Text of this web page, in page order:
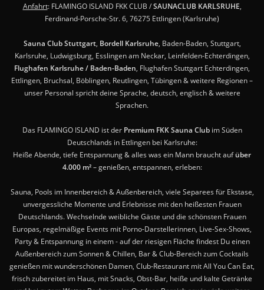
Anfahrt: FLAMINGO ISLAND FKK CLUB /SAUNACLUB KARLSRUHE,
Ferdinand-Porsche-Str. 6, 76275 Ettlingen (Karlsruhe)
Sauna Club Stuttgart, Bordell Karlsruhe, Baden-Baden, Stuttgart,
Karlsruhe, Ludwigsburg, Esslingen am Neckar, Leinfelden-Echterdingen,
Flughafen Karlsruhe / Baden-Baden, Flughafen Stuttgart Echterdingen,
Ettlingen, Bruchsal, Böblingen, Reutlingen, Tübingen & weitere Regionen –
unser Personal spricht deine Sprache, deutsch, englisch & weitere
Sprachen.
Das FLAMINGO ISLAND ist der Premium FKK Sauna Clubim Süden
Deutschlands in Ettlingen bei Karlsruhe:
Heiße Abende, tiefe Entspannung & alles was ein Mann braucht aufüber
4.000 m²– genießen, entspannen, erleben:
Sauna, Pools im Innenbereich & Außenbereich, viele Separees für Ekstase,
unvergessliche Momente und Erlebnisse mit den heißesten Frauen
Deutschlands. Wechselnde weibliche Gäste und die schönsten Frauen
Europas, regelmäßige Events mit Porno-Darstellerinnen, Live-Sex-Shows,
Party & Entspannung in einem - auf der riesigen Fläche findest Du einen
Außenbereich zum Sonnen & Chillen, Bar & Club-Bereich zum Cocktails
genießen mit wunderschönen Damen, Club-Restaurant mit All You Can Eat,
frisch zubereitet im Haus, mit Snacks, Obst-Bar, heiße und kalte Getränke